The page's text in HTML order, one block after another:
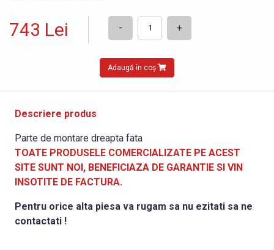
743 Lei - +
Adaugă în coș
Descriere produs
Parte de montare dreapta fata
TOATE PRODUSELE COMERCIALIZATE PE ACEST
SITE SUNT NOI, BENEFICIAZA DE GARANTIE SI VIN
INSOTITE DE FACTURA.
Pentru orice alta piesa va rugam sa nu ezitati sa ne
contactati !